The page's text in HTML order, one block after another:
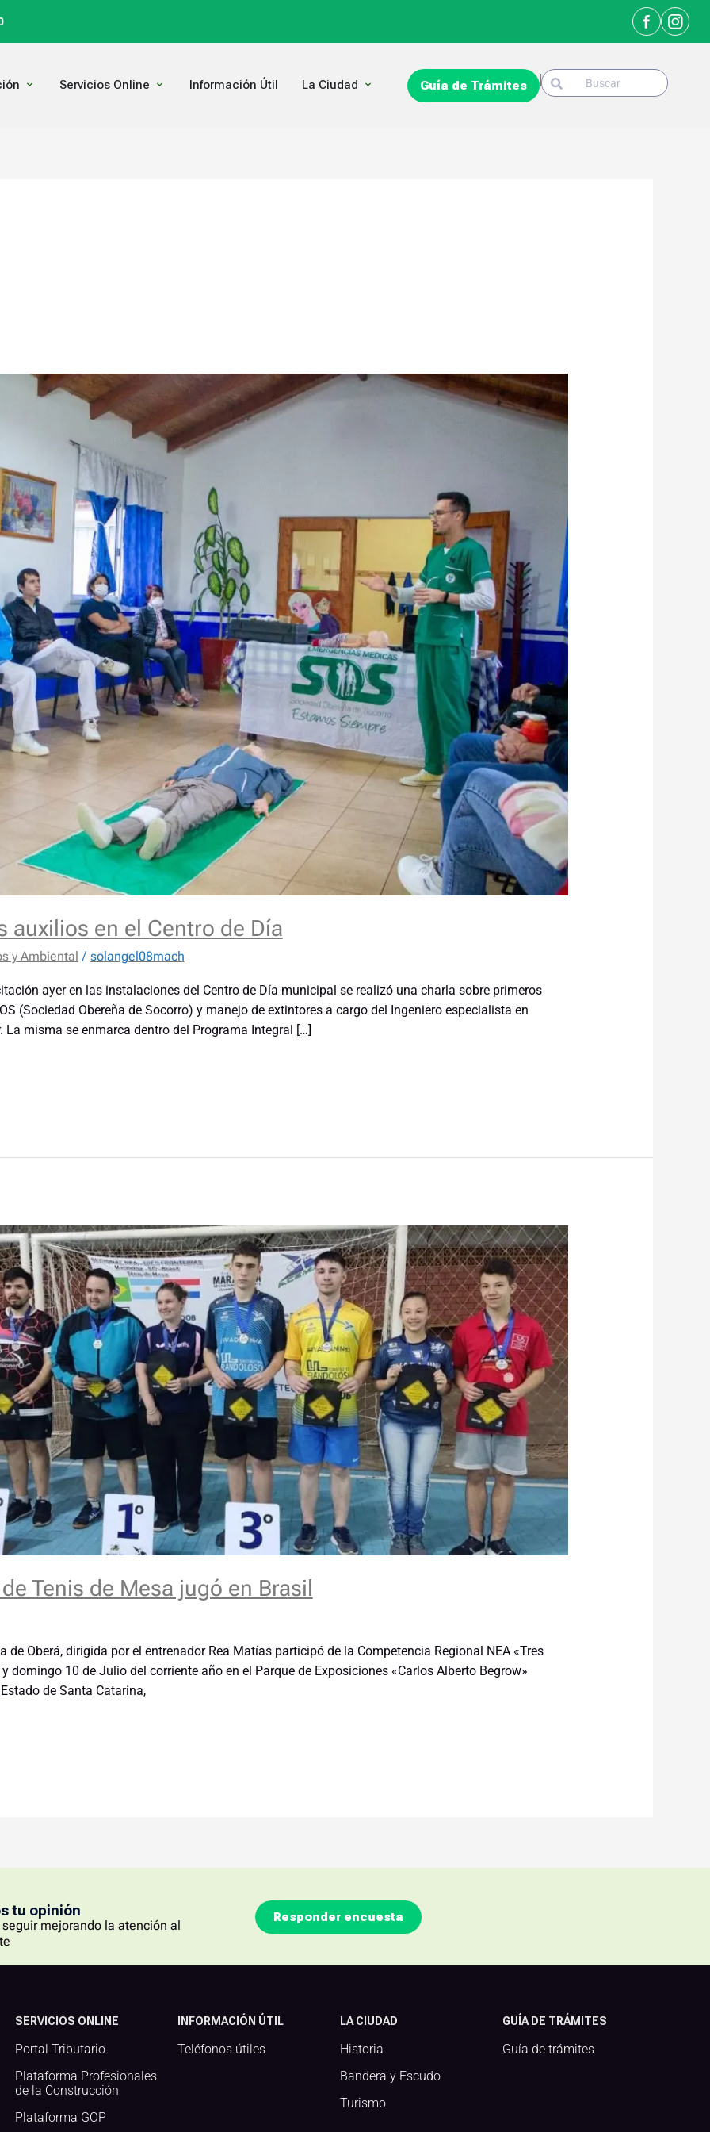
Open Comunicación
Servicios Online Open Servicios Online
Información Útil La Ciudad Open La CiudadGuía de Trámites Search
Search
auxilios en el Centro de Día
y Ambiental / solangel08mach
ayer en las instalaciones del Centro de Día municipal se realizó una charla sobre primeros
(Sociedad Obereña de Socorro) y manejo de extintores a cargo del Ingeniero especialista en
La misma se enmarca dentro del Programa Integral […]
Tenis de Mesa jugó en Brasil
de Oberá, dirigida por el entrenador Rea Matías participó de la Competencia Regional NEA «Tres
domingo 10 de Julio del corriente año en el Parque de Exposiciones «Carlos Alberto Begrow»
de Santa Catarina,
tu opinión
mejorando la atención al
Responder encuesta
SERVICIOS ONLINE
Portal Tributario
Plataforma Profesionales
de la Construcción
Plataforma GOP
INFORMACIÓN ÚTIL
Teléfonos útiles
LA CIUDAD
Historia
Bandera y Escudo
Turismo
GUÍA DE TRÁMITES
Guía de trámites